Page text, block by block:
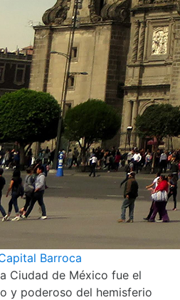
Barroca
Ciudad de México fue el
y poderoso del hemisferio